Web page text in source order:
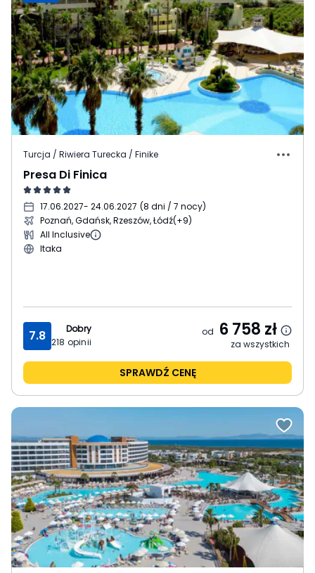
Turcja / Riwiera Turecka / Finike
Presa Di Finica
17.06.2027- 24.06.2027 (8 dni / 7 nocy)
Poznań, Gdańsk, Rzeszów, Łódź(+9)
All Inclusive
Itaka
7.8
Dobry
218 opinii
od 6 758 zł
za wszystkich
SPRAWDŹ CENĘ